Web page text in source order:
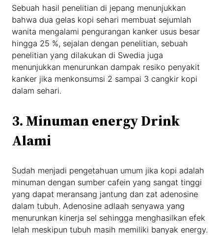
Sebuah hasil penelitian di jepang menunjukkan
bahwa dua gelas kopi sehari membuat sejumlah
wanita mengalami pengurangan kanker usus besar
hingga 25 %, sejalan dengan penelitian, sebuah
penelitian yang dilakukan di Swedia juga
menunjukkan menurunkan dampak resiko penyakit
kanker jika menkonsumsi 2 sampai 3 cangkir kopi
dalam sehari.
3.Minuman energy Drink
Alami
Sudah menjadi pengetahuan umum jika kopi adalah
minuman dengan sumber cafein yang sangat tinggi
yang dapat meransang jantung dan zat adenosine
dalam tubuh. Adenosine adlaah senyawa yang
menurunkan kinerja sel sehingga menghasilkan efek
lelah meskipun tubuh masih memiliki banyak energy.